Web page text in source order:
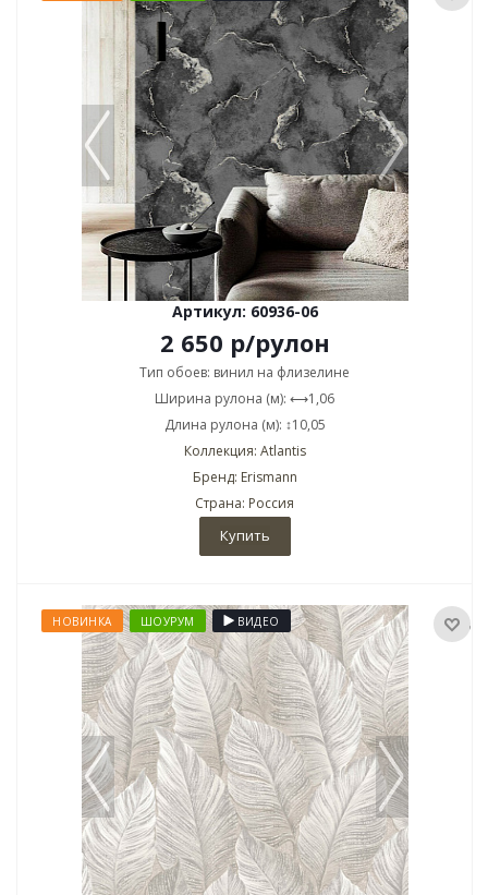
Артикул: 60936-06
2 650 р/рулон
Тип обоев: винил на флизелине
Ширина рулона (м): ⟷1,06
Длина рулона (м): ↕10,05
Коллекция: Atlantis
Бренд: Erismann
Страна: Россия
Купить
НОВИНКА ШОУРУМ ВИДЕО